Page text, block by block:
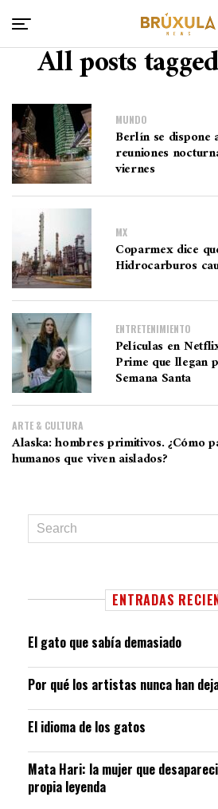
All posts
MUNDO
Berlín se
reuniones
viernes
MX
Coparmex dice
Hidrocarburos
ENTRETENIMIENTO
Películas en
Prime que llegan
Semana Santa
ARTE & CULTURA
Alaska: hombres primitivos. ¿Cómo
humanos que viven aislados?
ENTRADAS
El gato que sabía demasiado
Por qué los artistas nunca han
El idioma de los gatos
Mata Hari: la mujer que
propia leyenda